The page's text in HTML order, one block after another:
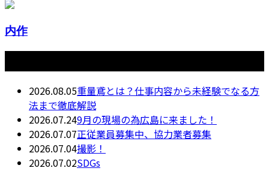
内作
2026.08.05重量鳶とは？仕事内容から未経験でなる方
法まで徹底解説
2026.07.249月の現場の為広島に来ました！
2026.07.07正従業員募集中、協力業者募集
2026.07.04撮影！
2026.07.02SDGs